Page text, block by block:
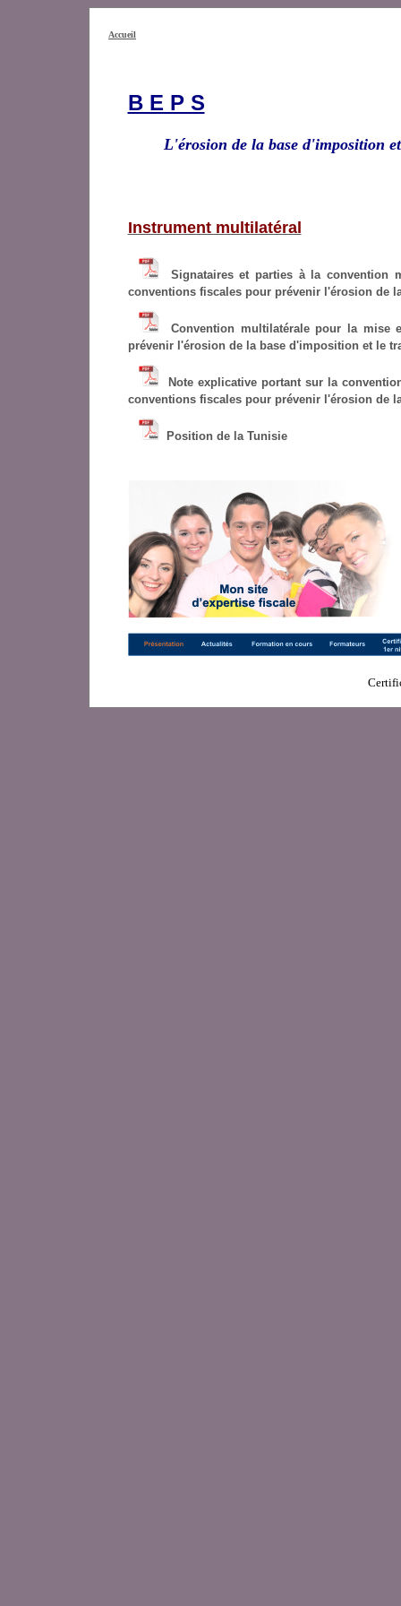
Accueil
B E P S
L'érosion de la base d'imposition
Instrument multilatéral
Signataires et parties à la convention
conventions fiscales pour prévenir l'érosion de
Convention multilatérale pour la mise
prévenir l'érosion de la base d'imposition et le
Note explicative portant sur la
conventions fiscales pour prévenir l'érosion de
Position de la Tunisie